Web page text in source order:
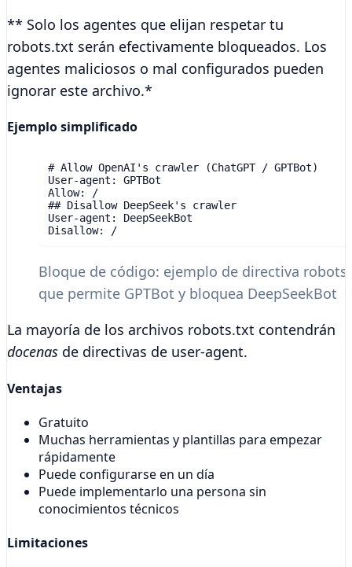
** Solo los agentes que elijan respetar tu
robots.txt serán efectivamente bloqueados. Los
agentes maliciosos o mal configurados pueden
ignorar este archivo.*
Ejemplo simplificado
# Allow OpenAI's crawler (ChatGPT / GPTBot)
User-agent: GPTBot
Allow: /
## Disallow DeepSeek's crawler
User-agent: DeepSeekBot
Bloque de código: ejemplo de directiva
que permite GPTBot y bloquea DeepSeekBot
La mayoría de los archivos robots.txt contendrán
docenas de directivas de user-agent.
Ventajas
Gratuito
Muchas herramientas y plantillas para empezar
rápidamente
Puede configurarse en un día
Puede implementarlo una persona sin
conocimientos técnicos
Limitaciones